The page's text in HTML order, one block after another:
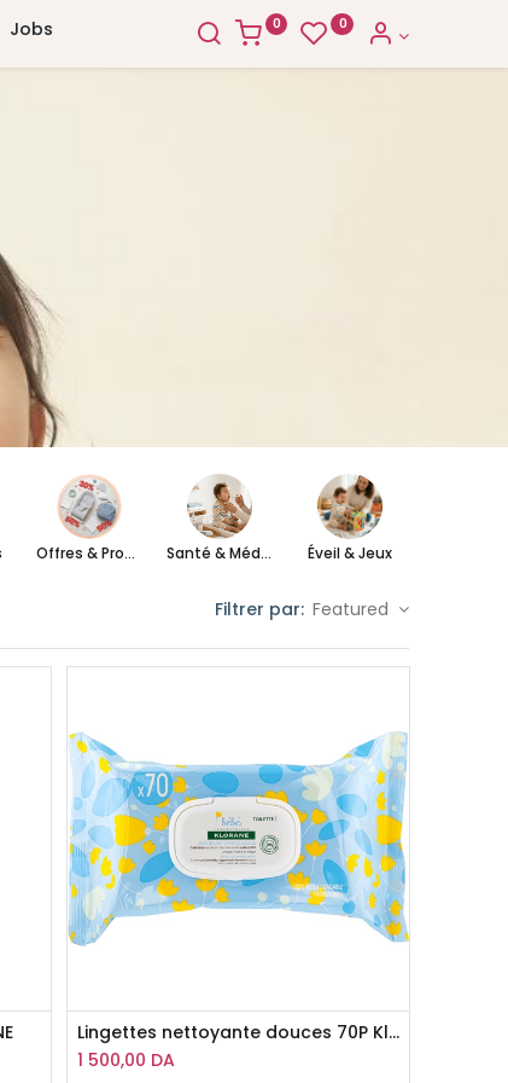
Jobs 0 0
Offres & Promotions Santé & Médical Éveil & Jeux
Filtrer par: Featured
Lingettes nettoyante douces 70P Klorane
1 500,00 DA